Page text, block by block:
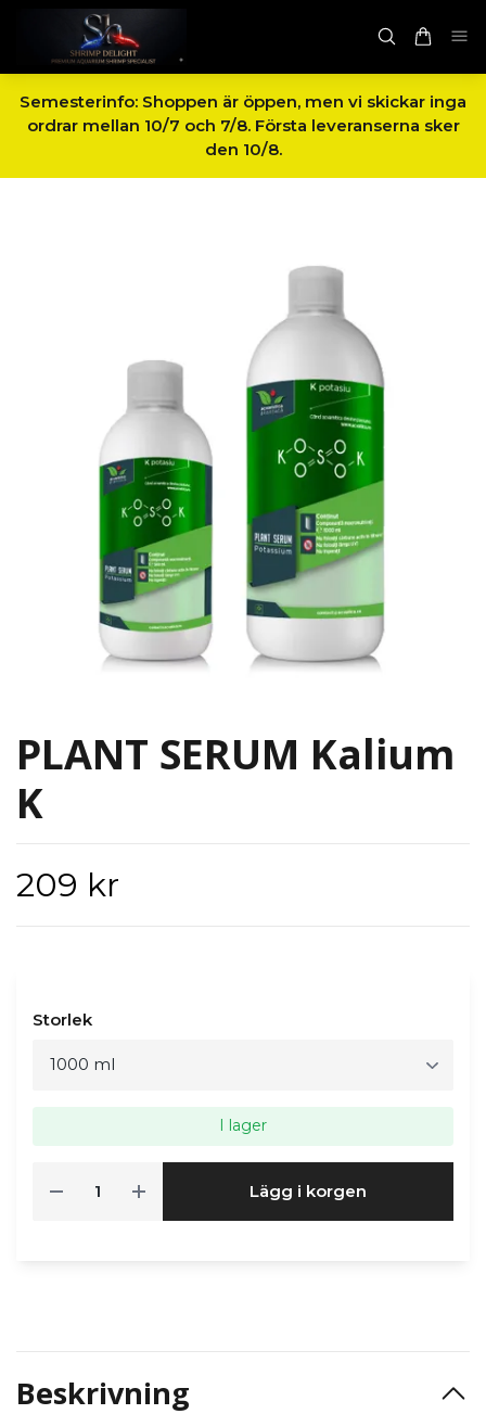
Semesterinfo: Shoppen är öppen, men vi skickar inga
ordrar mellan 10/7 och 7/8. Första leveranserna sker
den 10/8.
PLANT SERUM Kalium
K
209 kr
Storlek
I lager
Lägg i korgen
Beskrivning